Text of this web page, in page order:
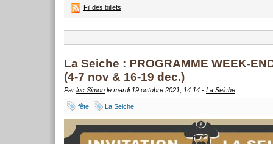
Fil des billets
La Seiche : PROGRAMME WEEK-
(4-7 nov & 16-19 dec.)
Par luc Simon le mardi 19 octobre 2021, 14:14 - La Seiche
fête La Seiche